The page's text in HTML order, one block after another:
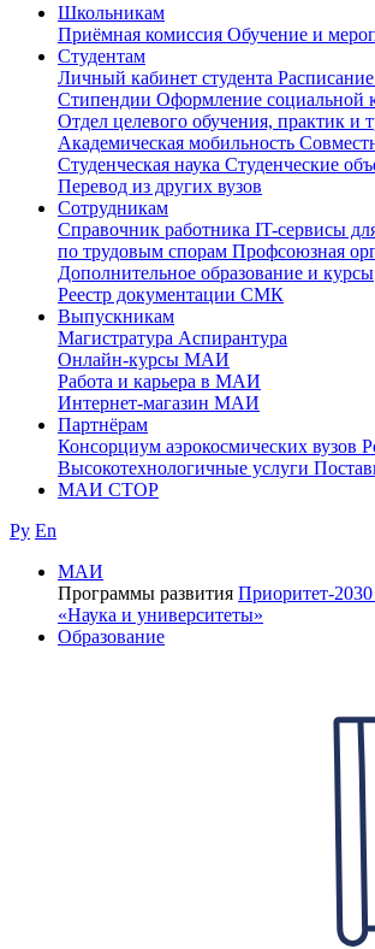
Школьникам
Приёмная комиссия Обучение и
Студентам
Личный кабинет студента
Стипендии Оформление социальной
Отдел целевого обучения, практик и
Академическая мобильность
Студенческая наука Студенческие
Перевод из других вузов
Сотрудникам
Cправочник работника IT-сервисы
по трудовым спорам Профсоюзная
Дополнительное образование и курсы
Реестр документации СМК
Выпускникам
Магистратура Аспирантура
Онлайн-курсы МАИ
Работа и карьера в МАИ
Интернет-магазин МАИ
Партнёрам
Консорциум аэрокосмических вузов
Высокотехнологичные услуги
МАИ СТОР
Ру En
МАИ
Программы развития Приоритет-2030
«Наука и университеты»
Образование